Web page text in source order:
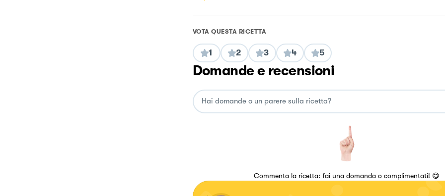
VOTA QUESTA RICETTA
1 2 3 4 5
Domande e recensioni
Commenta la ricetta: fai una domanda o complimentati! 😋